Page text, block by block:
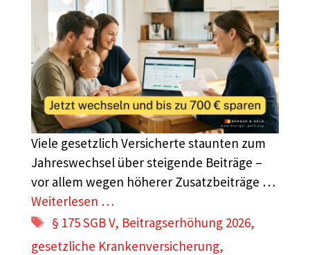
Viele gesetzlich Versicherte staunten zum
Jahreswechsel über steigende Beiträge –
vor allem wegen höherer Zusatzbeiträge …
Weiterlesen …
Schlagwörter
§ 175 SGB V, Beitragserhöhung 2026,
gesetzliche Krankenversicherung,